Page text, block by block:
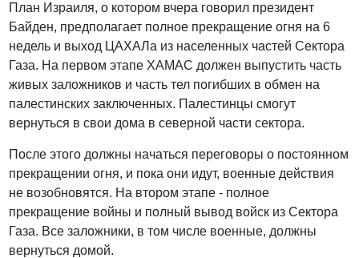
План Израиля, о котором вчера говорил президент
Байден, предполагает полное прекращение огня на 6
недель и выход ЦАХАЛа из населенных частей Сектора
Газа. На первом этапе ХАМАС должен выпустить часть
живых заложников и часть тел погибших в обмен на
палестинских заключенных. Палестинцы смогут
вернуться в свои дома в северной части сектора.
После этого должны начаться переговоры о постоянном
прекращении огня, и пока они идут, военные действия
не возобновятся. На втором этапе - полное
прекращение войны и полный вывод войск из Сектора
Газа. Все заложники, в том числе военные, должны
вернуться домой.